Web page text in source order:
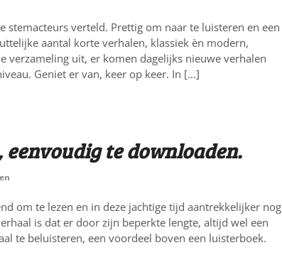
verteld. Prettig om naar te luisteren en een
aantal korte verhalen, klassiek èn modern,
verzameling uit, er komen dagelijks nieuwe verhalen
Geniet er van, keer op keer. In […]
te downloaden.
om te lezen en in deze jachtige tijd aantrekkelijker nog
is dat er door zijn beperkte lengte, altijd wel een
te beluisteren, een voordeel boven een luisterboek.